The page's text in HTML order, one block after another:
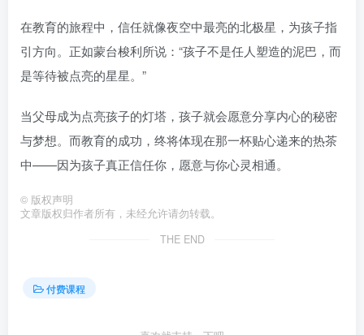
在教育的旅程中，信任就像夜空中最亮的北极星，为孩子指
引方向。正如蒙台梭利所说：“孩子不是任人塑造的泥巴，而
是等待被点亮的星星。”
当父母成为点亮孩子的灯塔，孩子就会愿意分享内心的秘密
与梦想。而教育的成功，终将体现在那一杯贴心递来的热茶
中——因为孩子真正信任你，愿意与你心灵相通。
© 版权声明
文章版权归作者所有，未经允许请勿转载。
THE END
付费课程